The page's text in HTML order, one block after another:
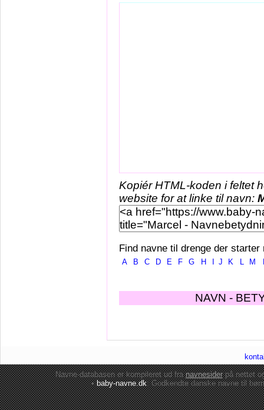
Kopiér HTML-koden i feltet
website for at linke til navn:
Find navne til drenge der starter
A B C D E F G H J K L M
NAVN -
Navne-databasen er kompileret ud franavnesiderpå nettet
•baby-navne.dk: Godkendte danskenavne til børn